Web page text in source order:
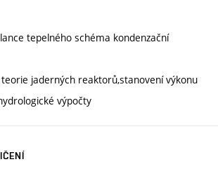
tepelného schéma kondenzační
jaderných reaktorů,stanovení výkonu
výpočty